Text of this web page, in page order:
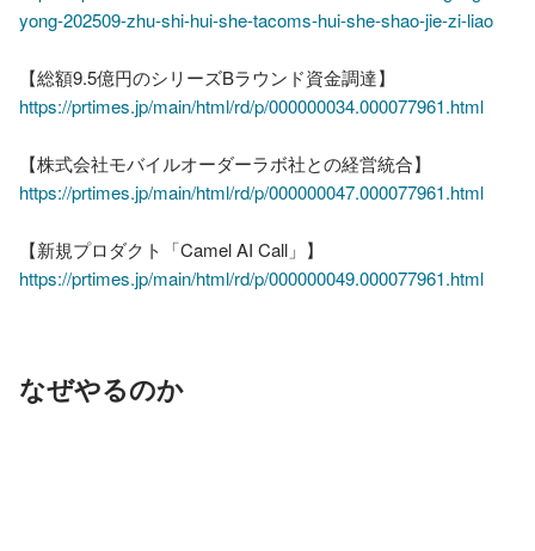
yong-202509-zhu-shi-hui-she-tacoms-hui-she-shao-jie-zi-liao
【総額9.5億円のシリーズBラウンド資金調達】
https://prtimes.jp/main/html/rd/p/000000034.000077961.html
https://prtimes.jp/main/html/rd/p/000000047.000077961.html
https://prtimes.jp/main/html/rd/p/000000049.000077961.html
なぜやるのか